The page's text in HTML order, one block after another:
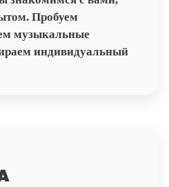
Пробуем
музыкальные
индивидуальный